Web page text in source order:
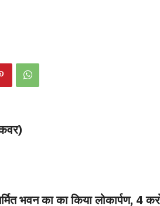
भवन का का किया लोकार्पण,